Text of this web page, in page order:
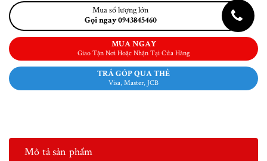
Mua số lượng lớn
Gọi ngay 0943845460
MUA NGAY
Giao Tận Nơi Hoặc Nhận Tại Cửa Hàng
TRẢ GÓP QUA THẺ
Visa, Master, JCB
Mô tả sản phẩm